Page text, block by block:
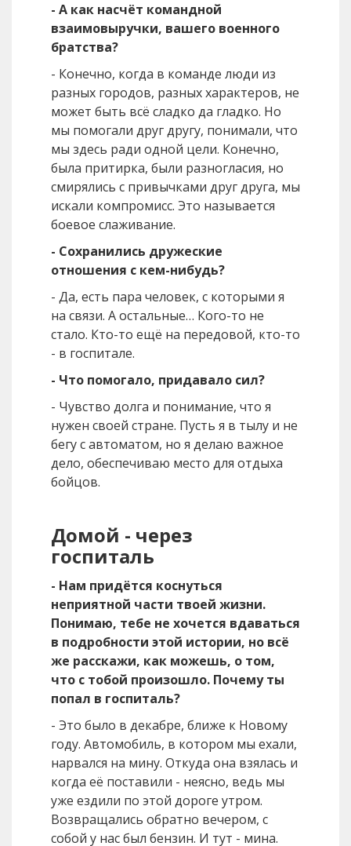
- А как насчёт командной
взаимовыручки, вашего военного
братства?
- Конечно, когда в команде люди из
разных городов, разных характеров, не
может быть всё сладко да гладко. Но
мы помогали друг другу, понимали, что
мы здесь ради одной цели. Конечно,
была притирка, были разногласия, но
смирялись с привычками друг друга, мы
искали компромисс. Это называется
боевое слаживание.
- Сохранились дружеские
отношения с кем-нибудь?
- Да, есть пара человек, с которыми я
на связи. А остальные… Кого-то не
стало. Кто-то ещё на передовой, кто-то
- в госпитале.
- Что помогало, придавало сил?
- Чувство долга и понимание, что я
нужен своей стране. Пусть я в тылу и не
бегу с автоматом, но я делаю важное
дело, обеспечиваю место для отдыха
бойцов.
Домой - через
госпиталь
- Нам придётся коснуться
неприятной части твоей жизни.
Понимаю, тебе не хочется вдаваться
в подробности этой истории, но всё
же расскажи, как можешь, о том,
что с тобой произошло. Почему ты
попал в госпиталь?
- Это было в декабре, ближе к Новому
году. Автомобиль, в котором мы ехали,
нарвался на мину. Откуда она взялась и
когда её поставили - неясно, ведь мы
уже ездили по этой дороге утром.
Возвращались обратно вечером, с
собой у нас был бензин. И тут - мина.